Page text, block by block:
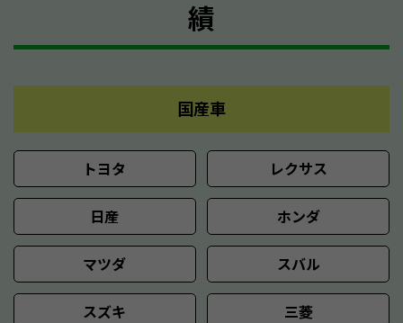
績
国産車
トヨタ レクサス
日産 ホンダ
マツダ スバル
スズキ 三菱